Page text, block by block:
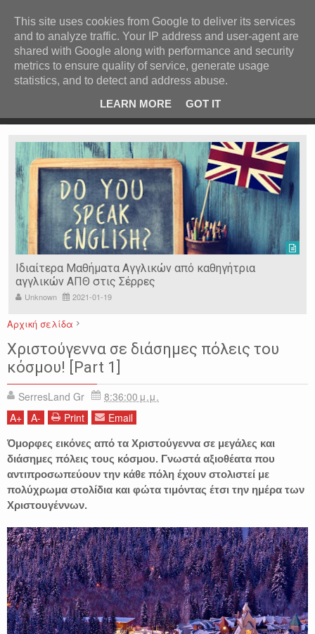
Ιερόσυλοι έκλεψαν τάματα από Ιερό Ναό στις Σέρρες
Ιδιαίτερα Μαθήματα Αγγλικών από καθηγήτρια
αγγλικών ΑΠΘ στις Σέρρες
Unknown 2021-01-19
Αρχική σελίδα
ΕΙΚΟΝΕΣ
ΚΟΣΜΟΣ ΠΟΛΕΙΣ ΠΡΟΟΡΙΣΜΟΙ
ΤΑΞΙΔΙΑ
ΧΡΙΣΤΟΥΓΕΝΝΑ
Χριστούγεννα σε διάσημες πόλεις του
κόσμου! [Part 1]
SerresLand Gr
8:36:00 μ.μ.
A+ A- Print Email
Όμορφες εικόνες από τα Χριστούγεννα σε μεγάλες και
διάσημες πόλεις τους κόσμου. Γνωστά αξιοθέατα που
αντιπροσωπεύουν την κάθε πόλη έχουν στολιστεί με
πολύχρωμα στολίδια και φώτα τιμόντας έτσι την ημέρα των
Χριστουγέννων.
ΚΕΝΤΡΙΚΗ ΑΝΑ ΚΑΤΗΓΟΡΙΑ
ΕΙΔΗΣΕΙΣ ΑΝΑ ΠΕΡΙΟΧΗ
ΠΡΟΣΦΑΤΑ ΝΕΑ
Ν. ΣΕΡΡΩΝ Η ΓΗ ΜΑΣ
ΤΥΧΑΙΕΣ ΑΝΑΡΤΗΣΕΙΣ/ΑΡΘΡΑ
Serres Racing Circuit
Panserraikos FC
Ikaroi B.C.
This site uses cookies from Google to deliver its services
and to analyze traffic. Your IP address and user-agent are
shared with Google along with performance and security
metrics to ensure quality of service, generate usage
statistics, and to detect and address abuse.
LEARN MORE
GOT IT